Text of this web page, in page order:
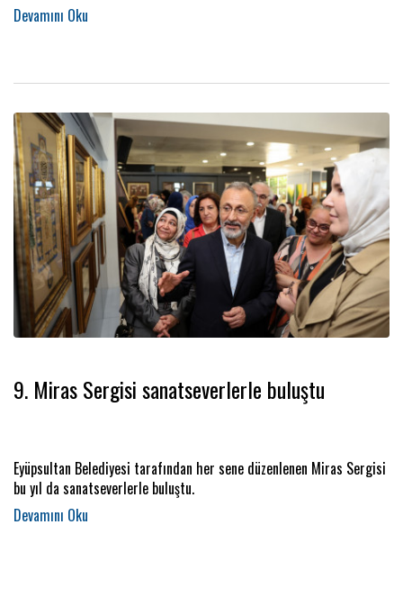
9. Miras Sergisi sanatseverlerle buluştu
Eyüpsultan Belediyesi tarafından her sene düzenlenen Miras Sergisi
bu yıl da sanatseverlerle buluştu.